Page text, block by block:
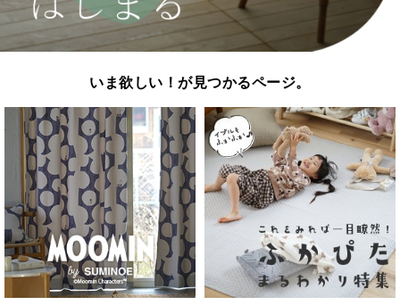
いま欲しい！が見つかるページ。